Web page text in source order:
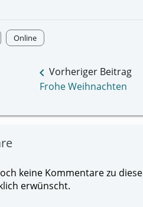
Online
keyboard_arrow_left Vorheriger Beitrag
Frohe Weihnachten
keine Kommentare zu
erwünscht.